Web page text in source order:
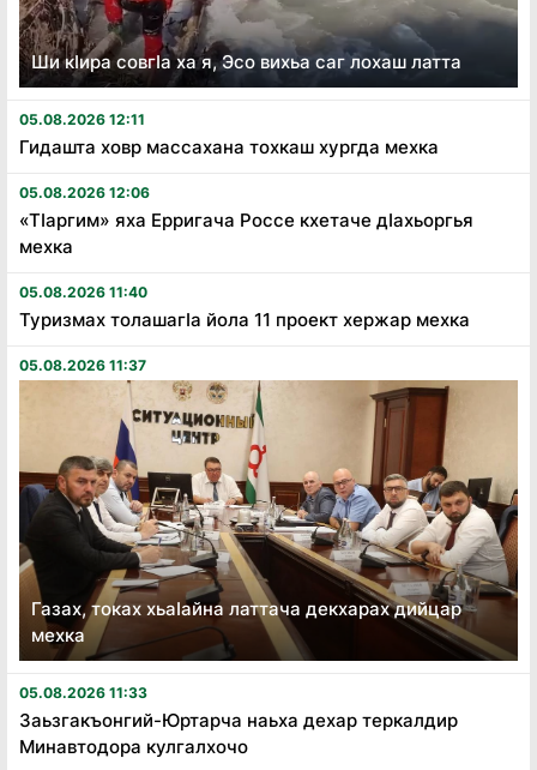
Ши кӏира совгӏа ха я, Эсо вихьа саг лохаш латта
05.08.2026 12:11
Гидашта ховр массахана тохкаш хургда мехка
05.08.2026 12:06
«Тӏаргим» яха Ерригача Россе кхетаче дӏахьоргья
мехка
05.08.2026 11:40
Туризмах толашагӏа йола 11 проект хержар мехка
05.08.2026 11:37
Газах, токах хьаӏайна латтача декхарах дийцар
мехка
05.08.2026 11:33
Заьзгакъонгий-Юртарча наьха дехар теркалдир
Минавтодора кулгалхочо